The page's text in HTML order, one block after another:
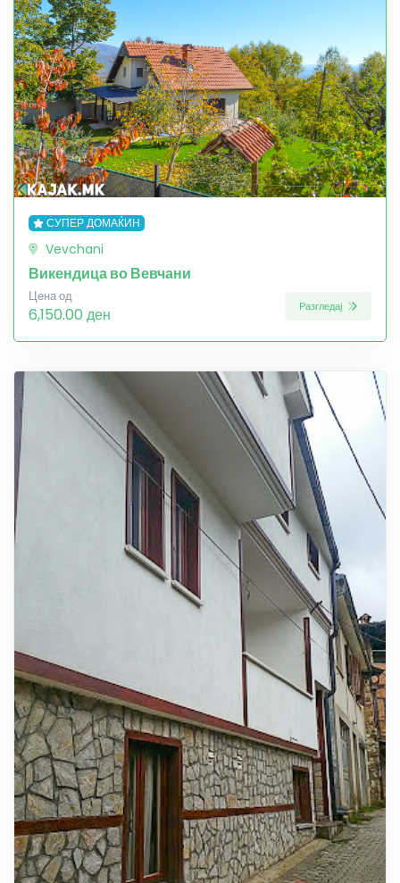
СУПЕР ДОМАЌИН
Vevchani
Викендица во Вевчани
Цена од
6,150.00 ден Разгледај